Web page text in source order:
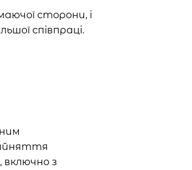
сторони, і
співпраці.
включно з